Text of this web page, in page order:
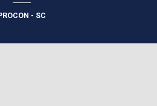
- SC